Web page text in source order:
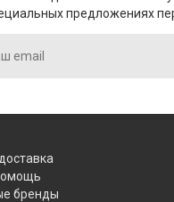
предложениях
бренды